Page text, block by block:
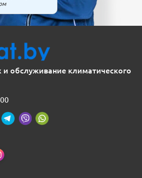
обслуживание климатического